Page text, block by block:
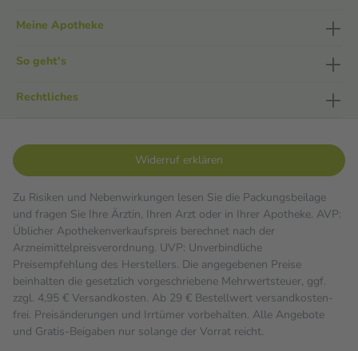
Meine Apotheke
So geht's
Rechtliches
Widerruf erklären
Zu Risiken und Nebenwirkungen lesen Sie die Packungsbeilage
und fragen Sie Ihre Ärztin, Ihren Arzt oder in Ihrer Apotheke. AVP:
Üblicher Apothekenverkaufspreis berechnet nach der
Arzneimittelpreisverordnung. UVP: Unverbindliche
Preisempfehlung des Herstellers. Die angegebenen Preise
beinhalten die gesetzlich vorgeschriebene Mehrwertsteuer, ggf.
zzgl. 4,95 € Versandkosten. Ab 29 € Bestell­wert versand­kosten­
frei. Preisänderungen und Irrtümer vorbehalten. Alle Angebote
und Gratis-Beigaben nur solange der Vorrat reicht.